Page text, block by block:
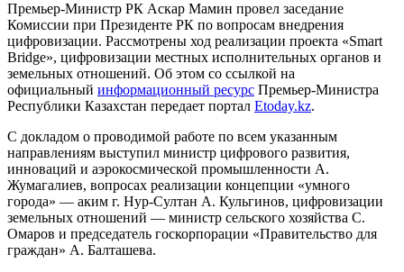
Премьер-Министр РК Аскар Мамин провел заседание
Комиссии при Президенте РК по вопросам внедрения
цифровизации. Рассмотрены ход реализации проекта «Smart
Bridge», цифровизации местных исполнительных органов и
земельных отношений. Об этом со ссылкой на
официальный информационный ресурс Премьер-Министра
Республики Казахстан передает портал Etoday.kz.
С докладом о проводимой работе по всем указанным
направлениям выступил министр цифрового развития,
инноваций и аэрокосмической промышленности А.
Жумагалиев, вопросах реализации концепции «умного
города» — аким г. Нур-Султан А. Кульгинов, цифровизации
земельных отношений — министр сельского хозяйства С.
Омаров и председатель госкорпорации «Правительство для
граждан» А. Балташева.